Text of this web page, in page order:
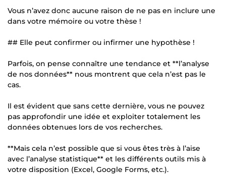
Vous n’avez donc aucune raison de ne pas en inclure une
dans votre mémoire ou votre thèse !
## Elle peut confirmer ou infirmer une hypothèse !
Parfois, on pense connaître une tendance et **l’analyse
de nos données** nous montrent que cela n’est pas le
cas.
Il est évident que sans cette dernière, vous ne pouvez
pas approfondir une idée et exploiter totalement les
données obtenues lors de vos recherches.
**Mais cela n’est possible que si vous êtes très à l’aise
avec l’analyse statistique** et les différents outils mis à
votre disposition (Excel, Google Forms, etc.).